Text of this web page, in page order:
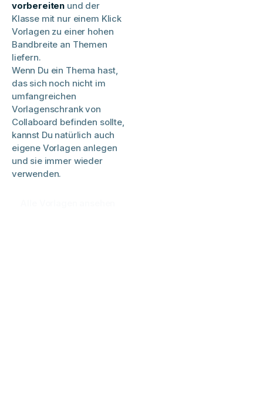
vorbereiten und der
Klasse mit nur einem Klick
Vorlagen zu einer hohen
Bandbreite an Themen
liefern.
Wenn Du ein Thema hast,
das sich noch nicht im
umfangreichen
Vorlagenschrank von
Collaboard befinden sollte,
kannst Du natürlich auch
eigene Vorlagen anlegen
und sie immer wieder
verwenden.